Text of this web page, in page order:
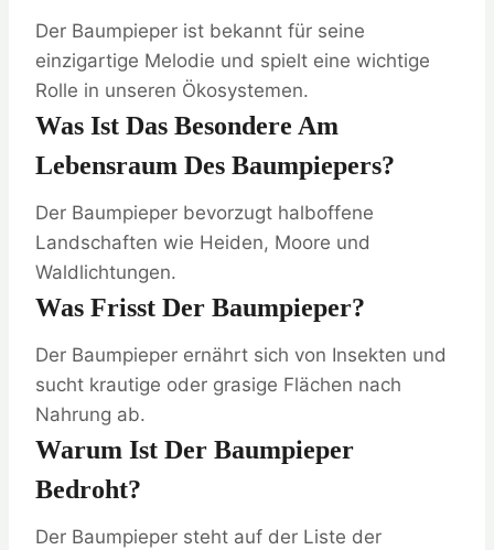
Der Baumpieper ist bekannt für seine
einzigartige Melodie und spielt eine wichtige
Rolle in unseren Ökosystemen.
Was Ist Das Besondere Am
Lebensraum Des Baumpiepers?
Der Baumpieper bevorzugt halboffene
Landschaften wie Heiden, Moore und
Waldlichtungen.
Was Frisst Der Baumpieper?
Der Baumpieper ernährt sich von Insekten und
sucht krautige oder grasige Flächen nach
Nahrung ab.
Warum Ist Der Baumpieper
Bedroht?
Der Baumpieper steht auf der Liste der